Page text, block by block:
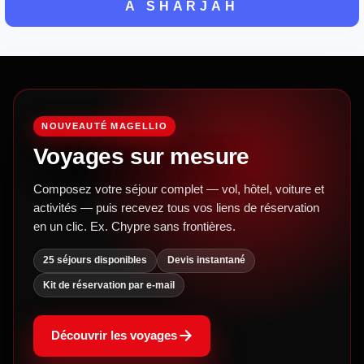
À SHARJAH
NOUVEAUTÉ MAGELLIO
Voyages sur mesure
Composez votre séjour complet — vol, hôtel, voiture et
activités — puis recevez tous vos liens de réservation
en un clic. Ex. Chypre sans frontières.
25 séjours disponibles Devis instantané
Kit de réservation par e-mail
Découvrir les voyages